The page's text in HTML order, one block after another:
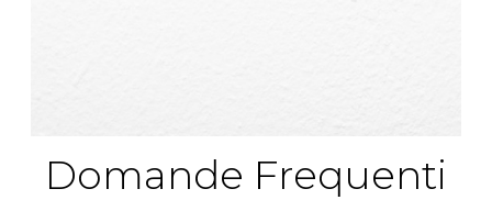
Domande Frequenti